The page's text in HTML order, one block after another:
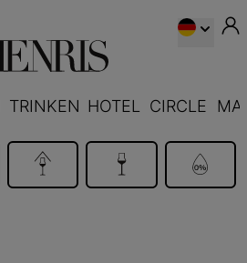
TRINKEN HOTEL CIRCLE